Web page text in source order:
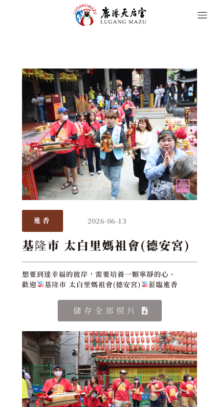
進香 2026-06-13
基隆市 太白里媽祖會(德安宮)
想要到達幸福的彼岸，需要培養一顆寧靜的心。
歡迎
基隆市 太白里媽祖會(德安宮) 蒞臨進香
儲存全部照片